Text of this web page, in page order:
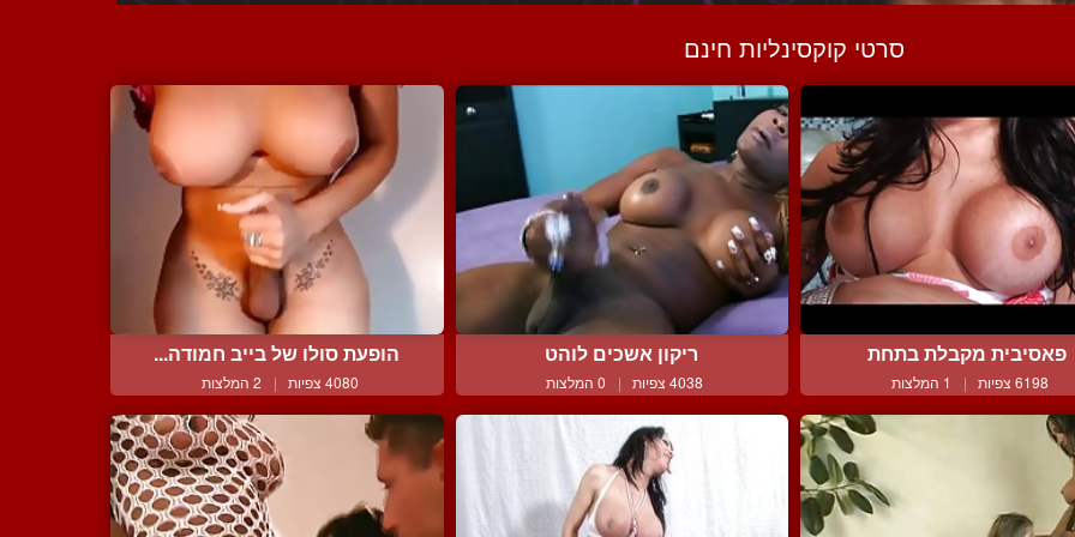
סרטי קוקסינליות חינם
פאסיבית מקבלת בתחת
6198 צפיות | 1 המלצות
ריקון אשכים לוהט
4038 צפיות | 0 המלצות
הופעת סולו של בייב חמודה...
4080 צפיות | 2 המלצות